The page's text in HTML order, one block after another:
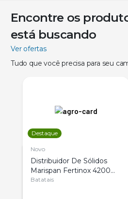
Encontre os
está buscando
Ver ofertas
Tudo que você precisa para seu
Destaque
Novo
Distribuidor De Sólidos
Marispan Fertinox 4200
Citrus
Batatais